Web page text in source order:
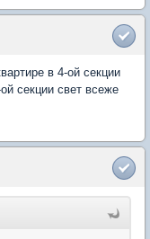
в 4-ой секции
секции свет всеже